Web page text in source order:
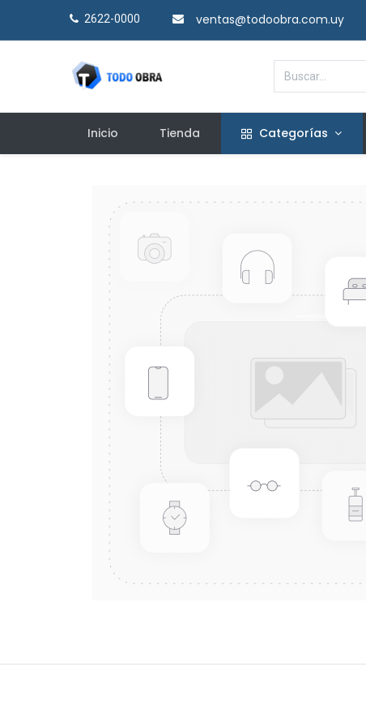
2622-0000​ ventas@todoobra.com.uy
Inicio Tienda Categorías